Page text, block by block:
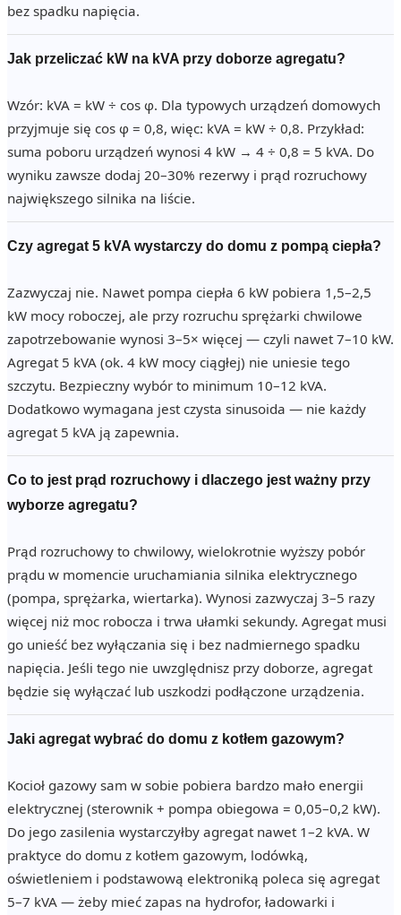
bez spadku napięcia.
Jak przeliczać kW na kVA przy doborze agregatu?
Wzór: kVA = kW ÷ cos φ. Dla typowych urządzeń domowych
przyjmuje się cos φ = 0,8, więc: kVA = kW ÷ 0,8. Przykład:
suma poboru urządzeń wynosi 4 kW → 4 ÷ 0,8 = 5 kVA. Do
wyniku zawsze dodaj 20–30% rezerwy i prąd rozruchowy
największego silnika na liście.
Czy agregat 5 kVA wystarczy do domu z pompą ciepła?
Zazwyczaj nie. Nawet pompa ciepła 6 kW pobiera 1,5–2,5
kW mocy roboczej, ale przy rozruchu sprężarki chwilowe
zapotrzebowanie wynosi 3–5× więcej — czyli nawet 7–10 kW.
Agregat 5 kVA (ok. 4 kW mocy ciągłej) nie uniesie tego
szczytu. Bezpieczny wybór to minimum 10–12 kVA.
Dodatkowo wymagana jest czysta sinusoida — nie każdy
agregat 5 kVA ją zapewnia.
Co to jest prąd rozruchowy i dlaczego jest ważny przy
wyborze agregatu?
Prąd rozruchowy to chwilowy, wielokrotnie wyższy pobór
prądu w momencie uruchamiania silnika elektrycznego
(pompa, sprężarka, wiertarka). Wynosi zazwyczaj 3–5 razy
więcej niż moc robocza i trwa ułamki sekundy. Agregat musi
go unieść bez wyłączania się i bez nadmiernego spadku
napięcia. Jeśli tego nie uwzględnisz przy doborze, agregat
będzie się wyłączać lub uszkodzi podłączone urządzenia.
Jaki agregat wybrać do domu z kotłem gazowym?
Kocioł gazowy sam w sobie pobiera bardzo mało energii
elektrycznej (sterownik + pompa obiegowa = 0,05–0,2 kW).
Do jego zasilenia wystarczyłby agregat nawet 1–2 kVA. W
praktyce do domu z kotłem gazowym, lodówką,
oświetleniem i podstawową elektroniką poleca się agregat
5–7 kVA — żeby mieć zapas na hydrofor, ładowarki i